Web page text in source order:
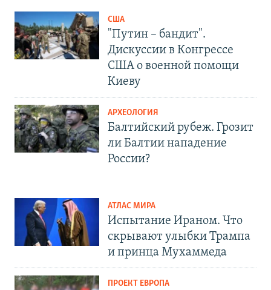
США
"Путин – бандит".
Дискуссии в Конгрессе
США о военной помощи
Киеву
АРХЕОЛОГИЯ
Балтийский рубеж. Грозит
ли Балтии нападение
России?
АТЛАС МИРА
Испытание Ираном. Что
скрывают улыбки Трампа
и принца Мухаммеда
ПРОЕКТ ЕВРОПА